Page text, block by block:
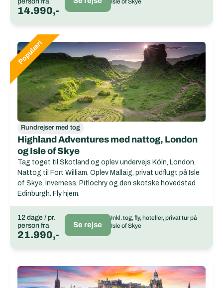
14.990,-
Isle of Skye
Rundrejser med tog
Highland Adventures med nattog, London
og Isle of Skye
Tag toget til Skotland og oplev undervejs Köln, London.
Nattog til Fort William. Oplev Mallaig, privat udflugt på Isle
of Skye, Inverness, Pitlochry og den skotske hovedstad
Edinburgh. Fly hjem.
12 dage / pr.
person fra
21.990,-
Se rejse
Inkl. tog, fly, hoteller, privat tur på
Isle of Skye